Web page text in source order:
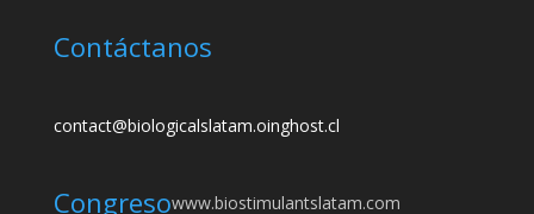
Contáctanos
contact@biologicalslatam.oinghost.cl
Congresowww.biostimulantslatam.com